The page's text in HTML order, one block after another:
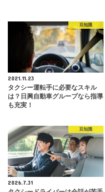
豆知識
2021.11.23
タクシー運転手に必要なスキル
は？日興自動車グループなら指導
も充実！
豆知識
2026.7.31